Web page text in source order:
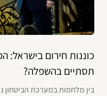
כוננות חירום בישראל:
תסתיים בהשפלה?
בין מלחמות במערכת הביטחון